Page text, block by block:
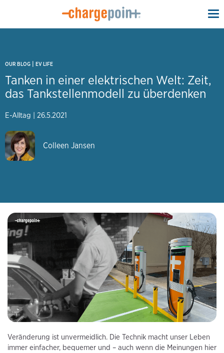
OUR BLOG | EV LIFE
Tanken in einer elektrischen Welt: Zeit,
das Tankstellenmodell zu überdenken
E-Alltag | 26.5.2021
Colleen Jansen
Veränderung ist unvermeidlich. Die Technik macht unser Leben
immer einfacher, bequemer und – auch wenn die Meinungen hier